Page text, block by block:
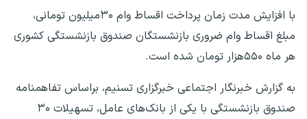
با افزایش مدت زمان پرداخت اقساط وام ۳۰میلیون تومانی،
مبلغ اقساط وام ضروری بازنشستگان صندوق بازنشستگی کشوری
هر ماه ۵۵۰هزار تومان شده است.
به گزارش خبرنگار اجتماعی خبرگزاری تسنیم، براساس تفاهمنامه
صندوق بازنشستگی با یکی از بانک‌های عامل، تسهیلات ۳۰